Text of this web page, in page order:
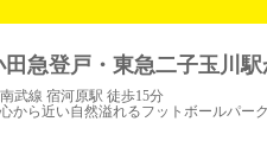
田急登戸・東急二子玉川
武線 宿河原駅 徒歩15分
から近い自然溢れるフットボールパー